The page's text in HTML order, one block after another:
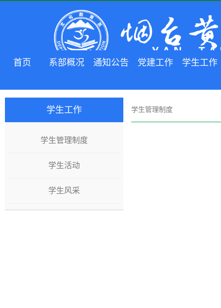
首页 系部概况 通知公告 党建工作 学生工作
学生工作
学生管理制度
学生活动
学生风采
学生管理制度